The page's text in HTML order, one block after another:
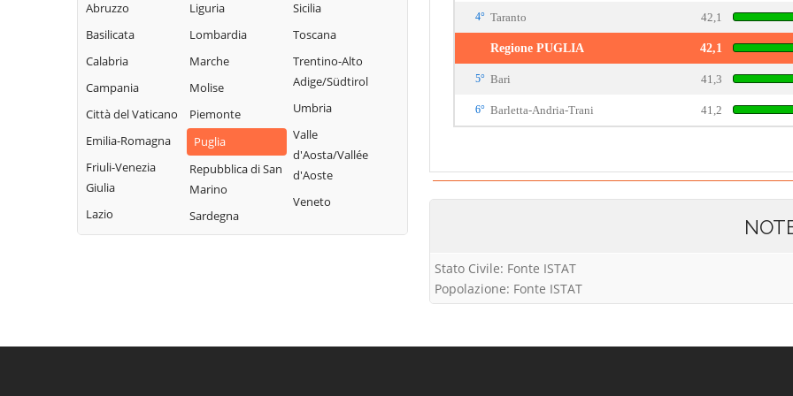
Abruzzo
Basilicata
Calabria
Campania
Città del Vaticano
Emilia-Romagna
Friuli-Venezia
Giulia
Lazio
Liguria
Lombardia
Marche
Molise
Piemonte
Puglia
Repubblica di San
Marino
Sardegna
Sicilia
Toscana
Trentino-Alto
Adige/Südtirol
Umbria
Valle
d'Aosta/Vallée
d'Aoste
Veneto
4° Taranto 42,1
Regione PUGLIA 42,1
5° Bari 41,3
6° Barletta-Andria-Trani 41,2
Stato Civile: Fonte ISTAT
Popolazione: Fonte ISTAT